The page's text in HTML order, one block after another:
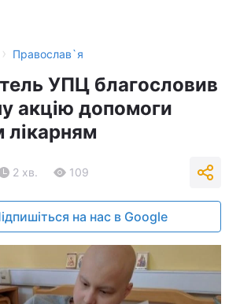
› Православ`я
УПЦ благословив
акцію допомоги
лікарням
2 хв. 109
на нас в Google